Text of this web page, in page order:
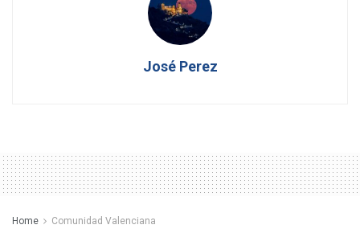
José Perez
Home Comunidad Valenciana